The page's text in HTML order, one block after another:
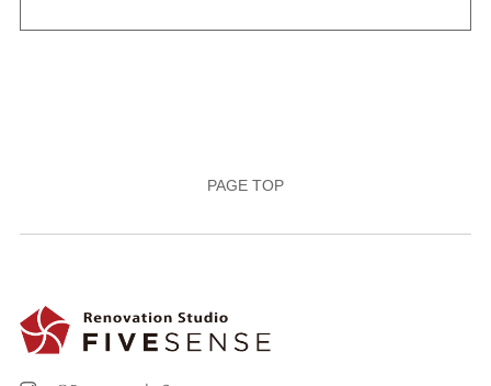
第２条（プライバシー情報の収集方法）
録や，決済に関する情報を当社の提携先（情報提供元，
いいます。）などから収集することがあります。
境（携帯端末を通じてご利用の場合の当該端末の通信状
態，利用に際しての各種設定情報なども含みます），IP
PAGE TOP